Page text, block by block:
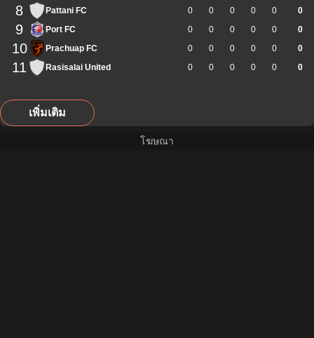
8 Pattani FC 0 0 0 0 0 0
9 Port FC 0 0 0 0 0 0
10 Prachuap FC 0 0 0 0 0 0
11 Rasisalai United 0 0 0 0 0 0
เพิ่มเติม